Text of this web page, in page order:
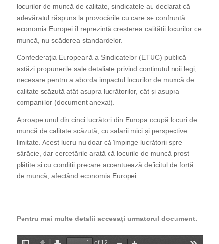
locurilor de muncă de calitate, sindicatele au declarat că
adevăratul răspuns la provocările cu care se confruntă
economia Europei îl reprezintă creșterea calității locurilor de
muncă, nu scăderea standardelor.
Confederația Europeană a Sindicatelor (ETUC) publică
astăzi propunerile sale detaliate privind conținutul noii legi,
necesare pentru a aborda impactul locurilor de muncă de
calitate scăzută atât asupra lucrătorilor, cât și asupra
companiilor (document anexat).
Aproape unul din cinci lucrători din Europa ocupă locuri de
muncă de calitate scăzută, cu salarii mici și perspective
limitate. Acest lucru nu doar că împinge lucrătorii spre
sărăcie, dar cercetările arată că locurile de muncă prost
plătite și cu condiții precare accentuează deficitul de forță
de muncă, afectând economia Europei.
Pentru mai multe detalii accesați urmatorul document.